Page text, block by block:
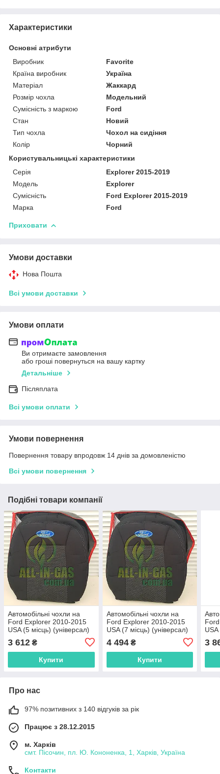
Характеристики
Основні атрибути
Виробник
Favorite
Країна виробник
Україна
Матеріал
Жаккард
Розмір чохла
Модельний
Сумісність з маркою
Ford
Стан
Новий
Тип чохла
Чохол на сидіння
Колір
Чорний
Користувальницькі характеристики
Серія
Explorer 2015-2019
Мoдель
Explorer
Сумісність
Ford Explorer 2015-2019
Марка
Ford
Приховати
Умови доставки
Нова Пошта
Всі умови доставки
Умови оплати
Ви отримаєте замовлення
або гроші повернуться на вашу картку
Детальніше
Післяплата
Всі умови оплати
Умови повернення
Повернення товару впродовж 14 днів за домовленістю
Всі умови повернення
Подібні товари компанії
Автомобільні чохли на
Ford Explorer 2010-2015
USA (5 місць) (універсал)
3 612 ₴
Купити
Автомобільні чохли на
Ford Explorer 2010-2015
USA (7 місць) (універсал)
4 494₴
Купити
USA
3
Про нас
97% позитивних з 140 відгуків за рік
Працює з 28.12.2015
м. Харків
смт. Пісочин, пл. Ю. Кононенка, 1, Харків, Україна
Контакти